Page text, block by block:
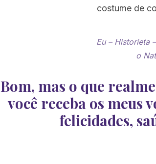
costume de
Eu – Historieta
o
Bom, mas o que
você receba os meus
felicidades,
S